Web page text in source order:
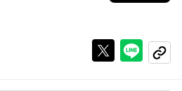
Xで投稿する
ライン
コピー